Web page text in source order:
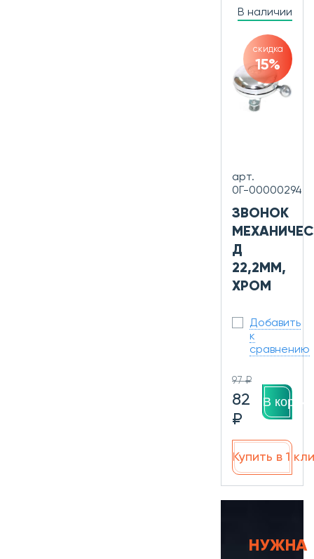
В наличии
скидка
15%
арт.
0Г-00000294
ЗВОНОК
Д
22,2ММ,
ХРОМ
Добавить
к
сравнению
97 ₽
82
₽
В
Купить в 1
НУЖНА